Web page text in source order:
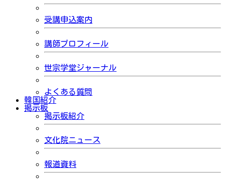
受講申込案内
講師プロフィール
世宗学堂ジャーナル
よくある質問
韓国紹介
掲示板
掲示板紹介
文化院ニュース
報道資料